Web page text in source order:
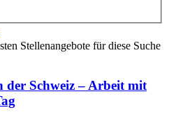
Stellenangebote für diese Suche
Schweiz – Arbeit mit